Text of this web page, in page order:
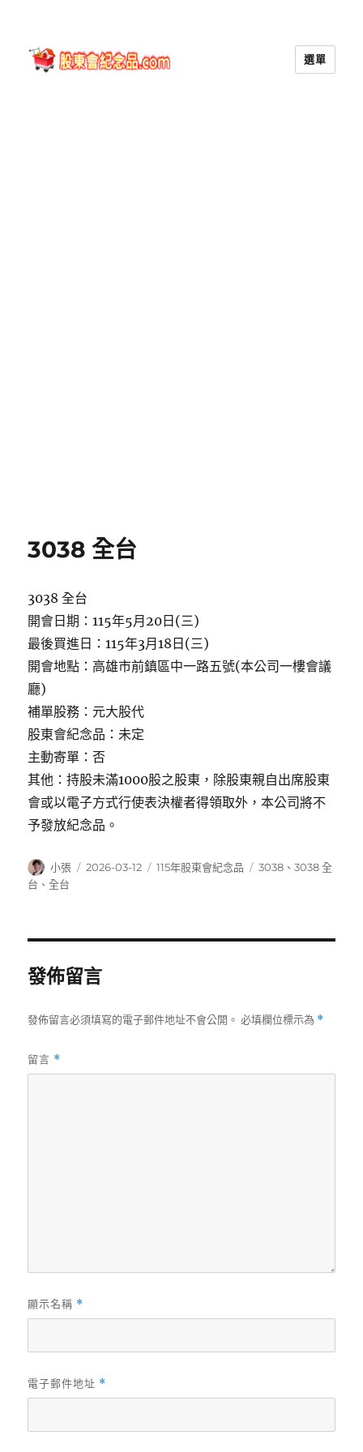
選單
3038 全台
3038 全台
開會日期：115年5月20日(三)
最後買進日：115年3月18日(三)
開會地點：高雄市前鎮區中一路五號(本公司一樓會議
廳)
補單股務：元大股代
股東會紀念品：未定
主動寄單：否
其他：持股未滿1000股之股東，除股東親自出席股東
會或以電子方式行使表決權者得領取外，本公司將不
予發放紀念品。
作
者
小張
發
2026-03-12
分
115年股東會紀念品
標
3038 、3038 全
台 、全台
發佈留言
發佈留言必須填寫的電子郵件地址不會公開。 必填欄位標示為 *
留言 *
顯示名稱 *
電子郵件地址 *